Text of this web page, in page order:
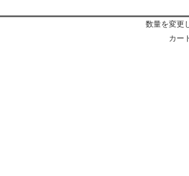
数量を変更
カー